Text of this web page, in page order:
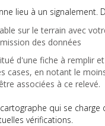
lieu à un signalement.
sur le terrain avec
des données
d'une fiche à remplir
cases, en notant le
associées à ce relevé.
qui se charge
vérifications.